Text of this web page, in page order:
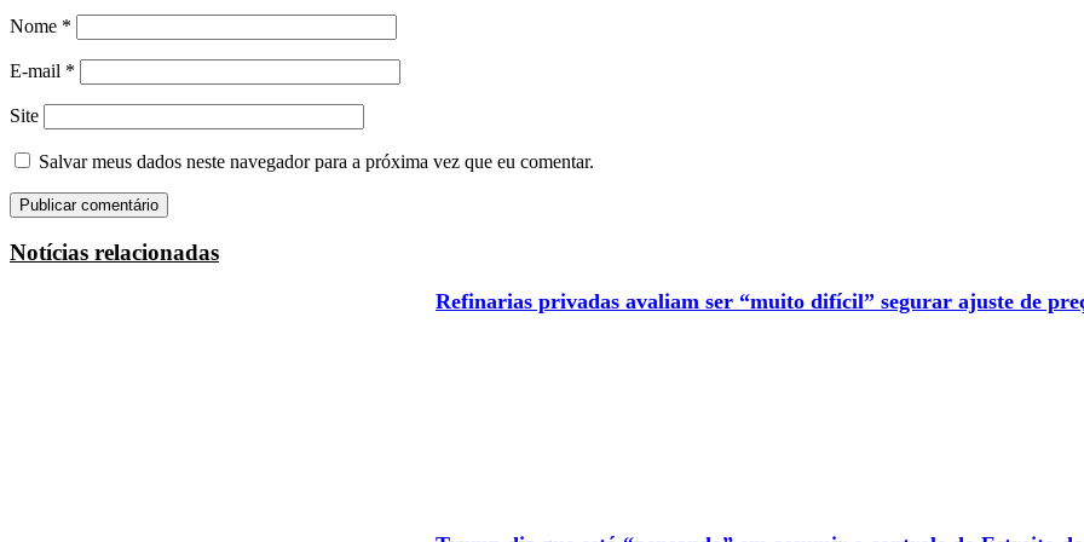
Nome *
E-mail *
Site
Salvar meus dados neste navegador para a próxima vez que eu comentar.
Notícias relacionadas
Refinarias privadas avaliam ser “muito difícil” segurar ajuste de